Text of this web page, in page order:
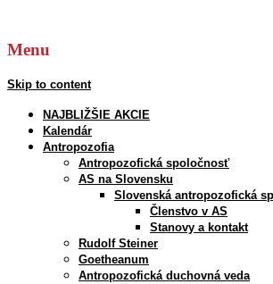
Menu
Skip to content
NAJBLIŽŠIE AKCIE
Kalendár
Antropozofia
Antropozofická spoločnosť
AS na Slovensku
Slovenská antropozofická
Členstvo v AS
Stanovy a kontakt
Rudolf Steiner
Goetheanum
Antropozofická duchovná veda